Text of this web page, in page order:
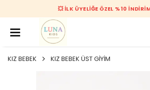
💥 İLK ÜYELİĞE ÖZEL %10
KIZ BEBEK KIZ BEBEK ÜST GİYİM